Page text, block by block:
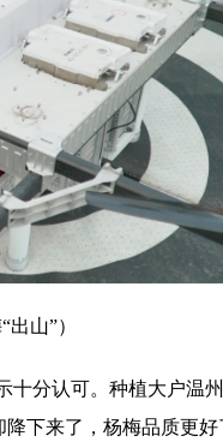
出山”）
十分认可。种植大户温
下来了，杨梅品质更好